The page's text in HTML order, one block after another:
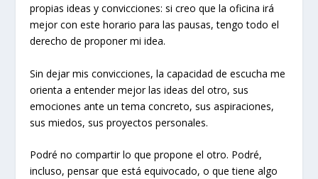
propias ideas y convicciones: si creo que la oficina irá
mejor con este horario para las pausas, tengo todo el
derecho de proponer mi idea.
Sin dejar mis convicciones, la capacidad de escucha me
orienta a entender mejor las ideas del otro, sus
emociones ante un tema concreto, sus aspiraciones,
sus miedos, sus proyectos personales.
Podré no compartir lo que propone el otro. Podré,
incluso, pensar que está equivocado, o que tiene algo